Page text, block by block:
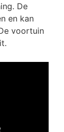
De
en kan
voortuin